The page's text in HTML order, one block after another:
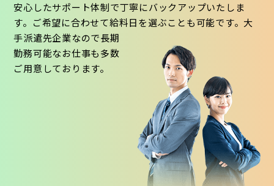
安心したサポート体制で丁寧にバックアップいたしま
す。ご希望に合わせて給料日を選ぶことも可能です。大
手派遣先企業なので長期
勤務可能なお仕事も多数
ご用意しております。